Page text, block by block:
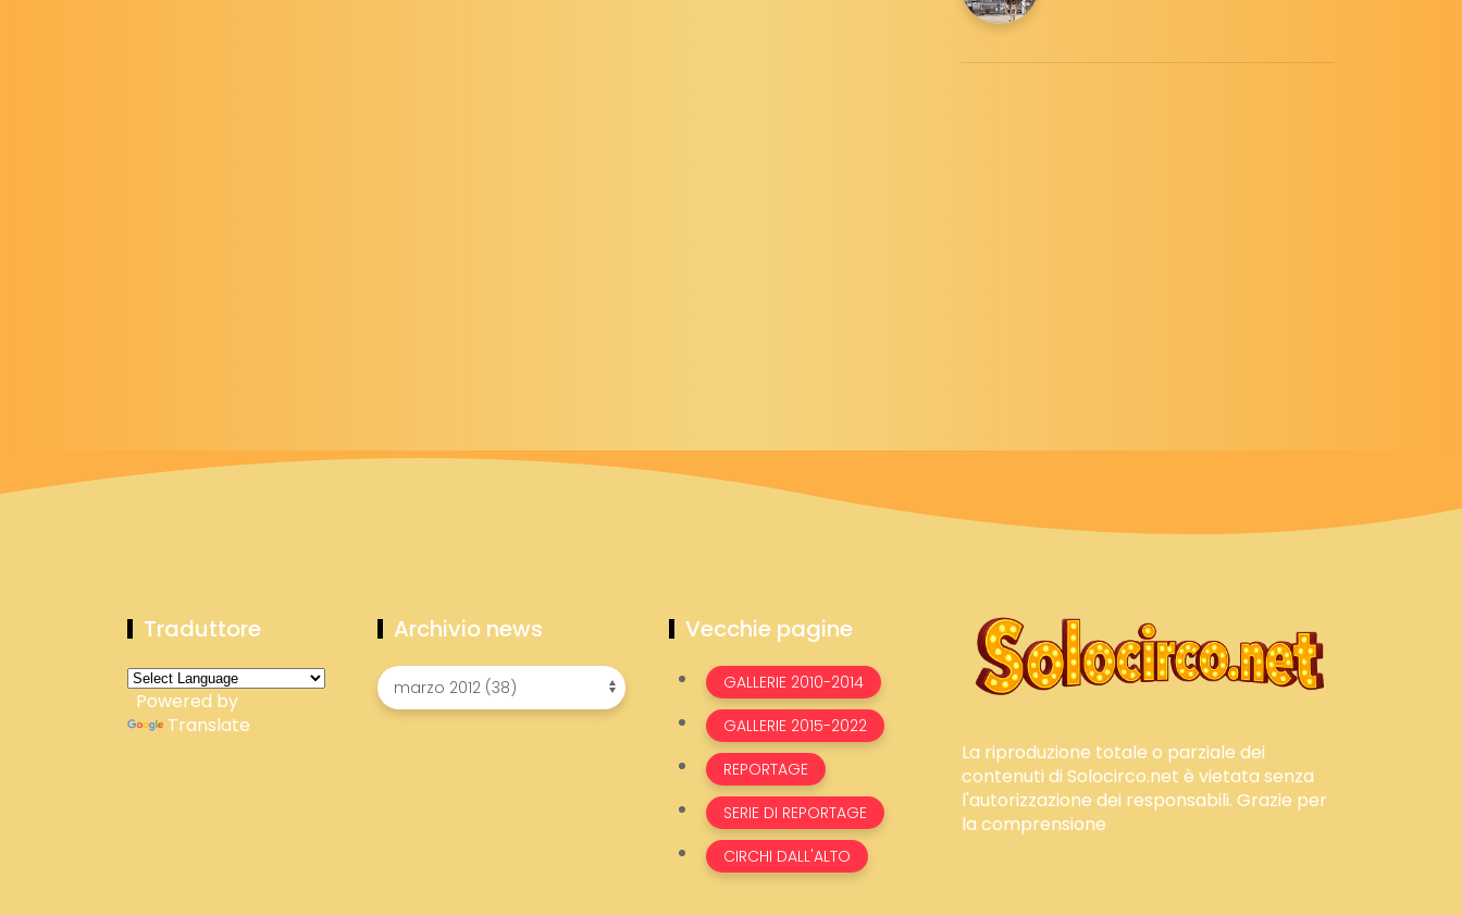
Traduttore
Powered by
Translate
Archivio news Vecchie pagine
GALLERIE 2010-2014
GALLERIE 2015-2022
REPORTAGE
SERIE DI REPORTAGE
CIRCHI DALL'ALTO
La riproduzione totale o parziale dei
contenuti di Solocirco.net è vietata senza
l'autorizzazione dei responsabili. Grazie per
la comprensione